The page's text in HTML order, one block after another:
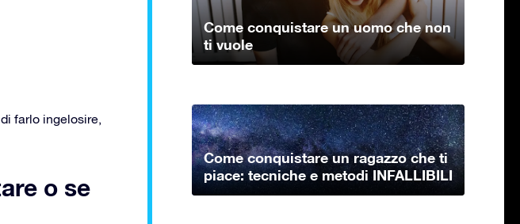
farlo ingelosire,
o se
Come conquistare un uomo che non
ti vuole
Come conquistare un ragazzo che ti
piace: tecniche e metodi INFALLIBILI